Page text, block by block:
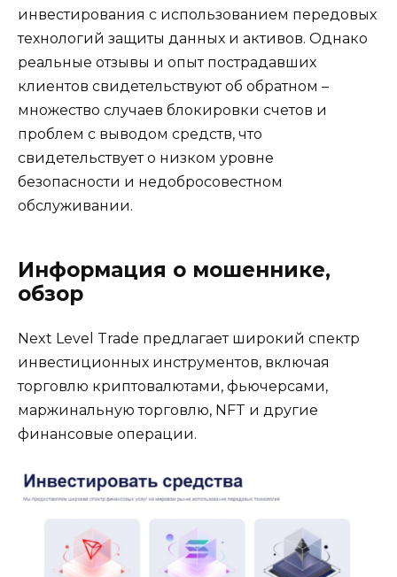
инвестирования с использованием передовых
технологий защиты данных и активов. Однако
реальные отзывы и опыт пострадавших
клиентов свидетельствуют об обратном –
множество случаев блокировки счетов и
проблем с выводом средств, что
свидетельствует о низком уровне
безопасности и недобросовестном
обслуживании.
Информация о мошеннике,
обзор
Next Level Trade предлагает широкий спектр
инвестиционных инструментов, включая
торговлю криптовалютами, фьючерсами,
маржинальную торговлю, NFT и другие
финансовые операции.